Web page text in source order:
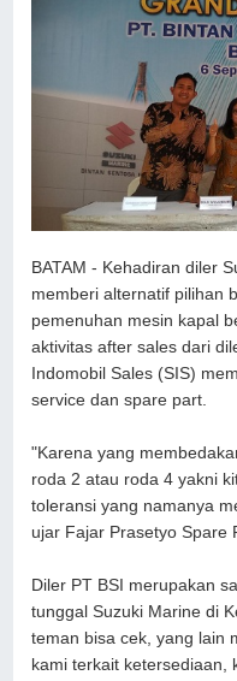
BATAM - Kehadiran diler
memberi alternatif pilihan
pemenuhan mesin kapal
aktivitas after sales dari
Indomobil Sales (SIS)
service dan spare part.
"Karena yang
roda 2 atau roda 4 yakni
toleransi yang namanya
ujar Fajar Prasetyo Spare
Diler PT BSI merupakan
tunggal Suzuki Marine di
teman bisa cek, yang lain
kami terkait ketersediaan,